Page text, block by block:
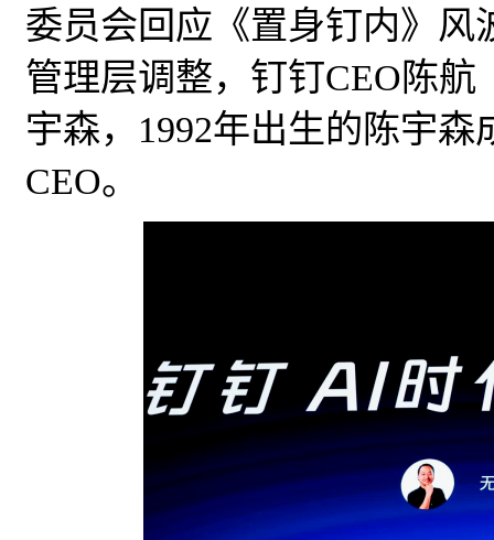
委员会回应《置身钉内》风
管理层调整，钉钉CEO陈
宇森，1992年出生的陈宇
CEO。